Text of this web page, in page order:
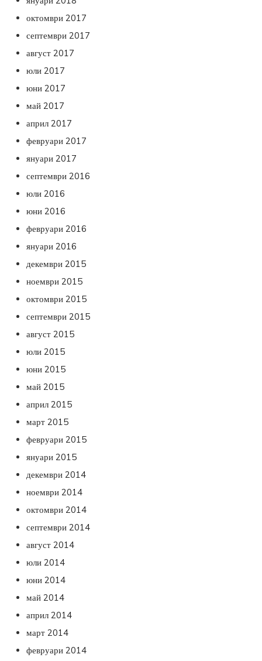
октомври 2017
септември 2017
август 2017
юли 2017
юни 2017
май 2017
април 2017
февруари 2017
януари 2017
септември 2016
юли 2016
юни 2016
февруари 2016
януари 2016
декември 2015
ноември 2015
октомври 2015
септември 2015
август 2015
юли 2015
юни 2015
май 2015
април 2015
март 2015
февруари 2015
януари 2015
декември 2014
ноември 2014
октомври 2014
септември 2014
август 2014
юли 2014
юни 2014
май 2014
април 2014
март 2014
февруари 2014